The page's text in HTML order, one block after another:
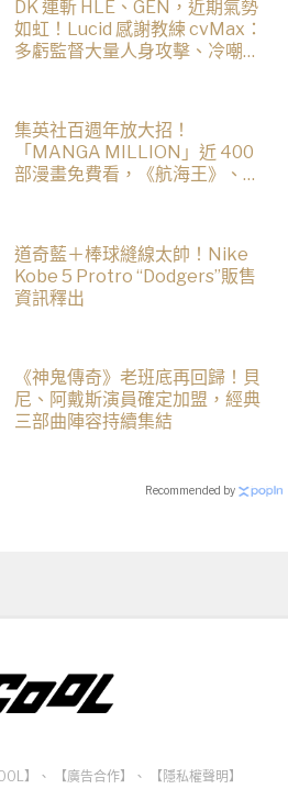
DK 連斬 HLE、GEN，近期氣勢
如虹！Lucid 感謝教練 cvMax：
多虧監督大量人身攻擊、冷嘲熱
集英社百週年放大招！
「MANGA MILLION」近 400
部漫畫免費看，《航海王》、
道奇藍＋棒球縫線太帥！Nike
Kobe 5 Protro “Dodgers”販售
資訊釋出
《神鬼傳奇》老班底再回歸！貝
尼、阿戴斯演員確定加盟，經典
三部曲陣容持續集結
Recommended by
】 、 【廣告合作】 、 【隱私權聲明】